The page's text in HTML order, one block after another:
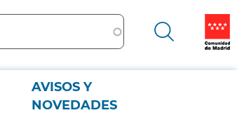
AVISOS Y
NOVEDADES
DE PROHIBICIÓN DE CONTRATAR CON